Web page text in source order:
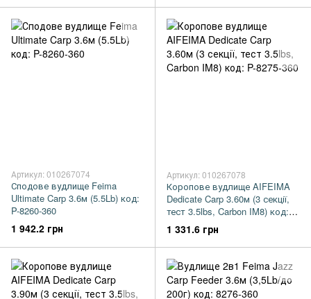
Артикул: 010267074
Сподове вудлище Feima
Ultimate Carp 3.6м (5.5Lb) код:
P-8260-360
1 942.2 грн
Артикул: 010267078
Коропове вудлище AIFEIMA
Dedicate Carp 3.60м (3 секції,
тест 3.5lbs, Carbon IM8) код: P-
8275-360
1 331.6 грн